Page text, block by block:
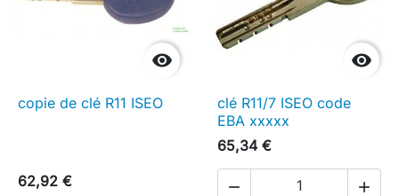

copie de clé R11 ISEO
62,92 €

clé R11/7 ISEO code
EBA xxxxx
65,34 €
 